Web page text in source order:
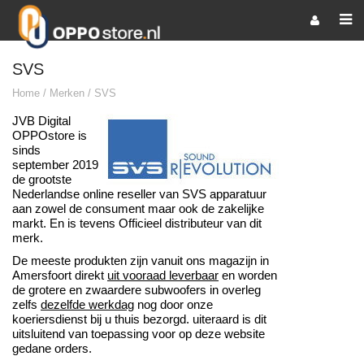
SVS
Home / Merken / SVS
JVB Digital
OPPOstore is
sinds
september 2019
de grootste
Nederlandse online reseller van SVS apparatuur
aan zowel de consument maar ook de zakelijke
markt. En is tevens Officieel distributeur van dit
merk.
De meeste produkten zijn vanuit ons magazijn in
Amersfoort direkt uit vooraad leverbaar en worden
de grotere en zwaardere subwoofers in overleg
zelfs dezelfde werkdag nog door onze
koeriersdienst bij u thuis bezorgd. uiteraard is dit
uitsluitend van toepassing voor op deze website
gedane orders.